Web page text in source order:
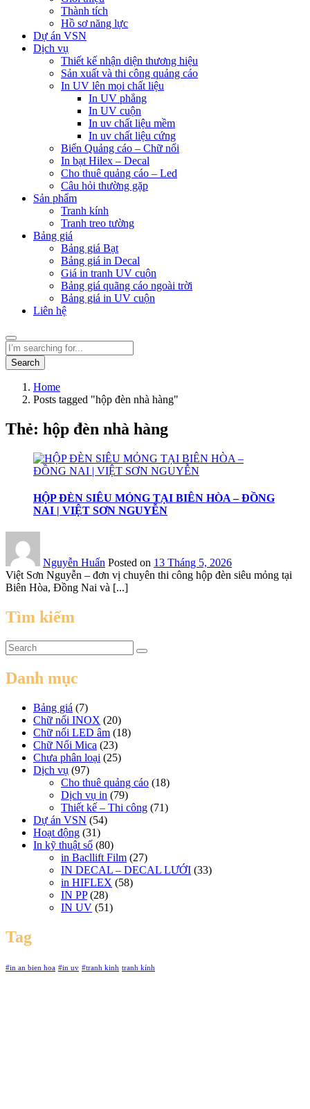
Thành tích
Hồ sơ năng lực
Dự án VSN
Dịch vụ
Thiết kế nhận diện thương hiệu
Sản xuất và thi công quảng cáo
In UV lên mọi chất liệu
In UV phẳng
In UV cuộn
In uv chất liệu mềm
In uv chất liệu cứng
Biển Quảng cáo – Chữ nổi
In bạt Hilex – Decal
Cho thuê quảng cáo – Led
Câu hỏi thường gặp
Sản phẩm
Tranh kính
Tranh treo tường
Bảng giá
Bảng giá Bạt
Bảng giá in Decal
Giá in tranh UV cuộn
Bảng giá quãng cáo ngoài trời
Bảng giá in UV cuộn
Liên hệ
Search
Home
Posts tagged "hộp đèn nhà hàng"
Thẻ: hộp đèn nhà hàng
HỘP ĐÈN SIÊU MỎNG TẠI BIÊN HÒA – ĐỒNG
NAI | VIỆT SƠN NGUYỄN
Nguyễn Huấn Posted on 13 Tháng 5, 2026
Việt Sơn Nguyễn – đơn vị chuyên thi công hộp đèn siêu mỏng tại
Biên Hòa, Đồng Nai và [...]
Tìm kiếm
Danh mục
Bảng giá (7)
Chữ nổi INOX (20)
Chữ nổi LED âm (18)
Chữ Nổi Mica (23)
Chưa phân loại (25)
Dịch vụ (97)
Cho thuê quảng cáo (18)
Dịch vụ in (79)
Thiết kế – Thi công (71)
Dự án VSN (54)
Hoạt động (31)
In kỹ thuật số (80)
in Bacllift Film (27)
IN DECAL – DECAL LƯỚI (33)
in HIFLEX (58)
IN PP(28)
IN UV (51)
Tag
#in an bien hoa #in uv #tranh kinh tranh kính